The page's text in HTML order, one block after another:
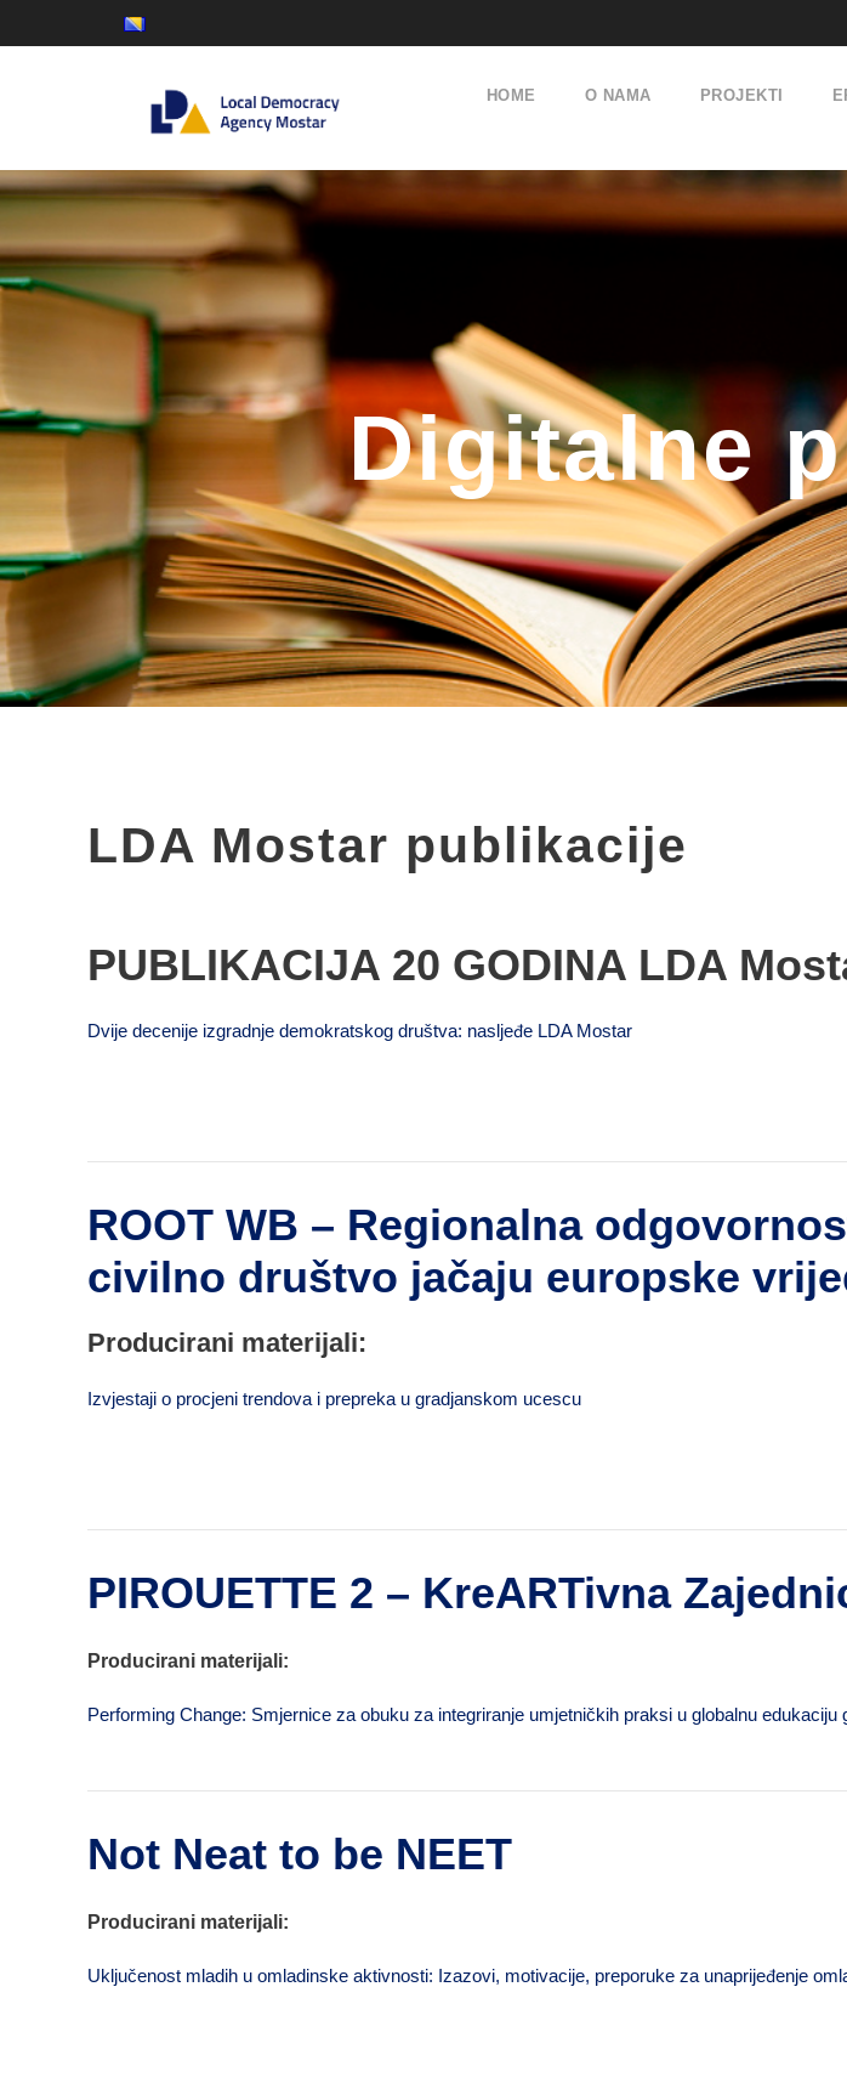
HOME O NAMA PROJEKTI
Digitalne
LDA Mostar publikacije
PUBLIKACIJA 20 GODINA LDA
Dvije decenije izgradnje demokratskog društva: nasljeđe LDA Mostar
ROOT WB – Regionalna
civilno društvo jačaju europske
Producirani materijali:
Izvjestaji o procjeni trendova i prepreka u gradjanskom ucescu
PIROUETTE 2 – KreARTivna
Producirani materijali:
Performing Change: Smjernice za obuku za integriranje umjetničkih praksi u globalnu edukaciju
Not Neat to be NEET
Producirani materijali:
Uključenost mladih u omladinske aktivnosti: Izazovi, motivacije, preporuke za unaprijeđenje